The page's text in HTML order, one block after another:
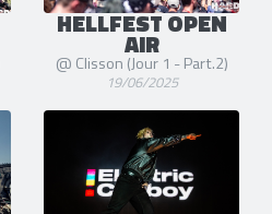
HELLFEST OPEN
AIR
@ Clisson (Jour 1 - Part.2)
19/06/2025